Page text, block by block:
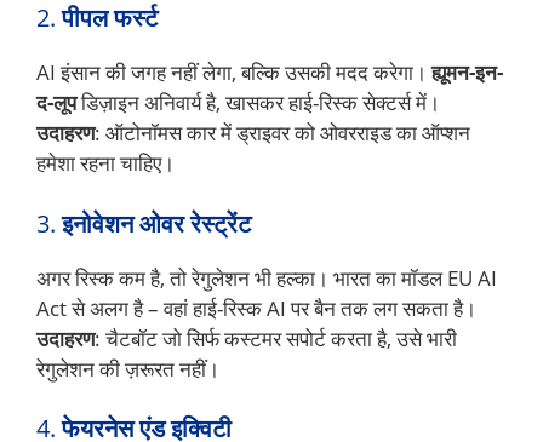
2.पीपल फर्स्ट
AI इंसान की जगह नहीं लेगा, बल्कि उसकी मदद करेगा।ह्यूमन-इन-
द-लूपडिज़ाइन अनिवार्य है, खासकर हाई-रिस्क सेक्टर्स में।
उदाहरण: ऑटोनॉमस कार में ड्राइवर को ओवरराइड का ऑप्शन
हमेशा रहना चाहिए।
3.इनोवेशन ओवर रेस्ट्रेंट
अगर रिस्क कम है, तो रेगुलेशन भी हल्का। भारत का मॉडल EU AI
Act से अलग है – वहां हाई-रिस्क AI पर बैन तक लग सकता है।
उदाहरण: चैटबॉट जो सिर्फ कस्टमर सपोर्ट करता है, उसे भारी
रेगुलेशन की ज़रूरत नहीं।
4.फेयरनेस एंड इक्विटी